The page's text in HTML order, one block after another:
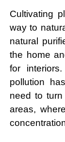
Cultivating
way to
natural
the home
for
pollution
need to
areas,